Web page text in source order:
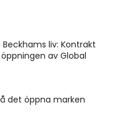
liv: Kontrakt
av Global
det öppna marken